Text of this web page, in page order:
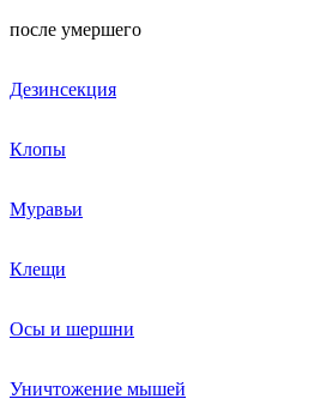
после умершего
Дезинсекция
Клопы
Муравьи
Клещи
Осы и шершни
Уничтожение мышей